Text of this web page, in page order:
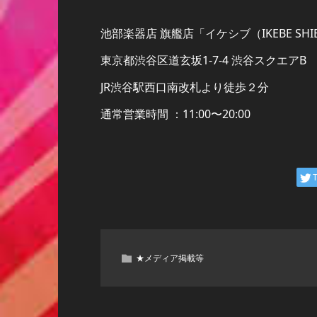
池部楽器店 旗艦店「イケシブ（IKEBE
東京都渋谷区道玄坂1-7-4 渋谷スクエアB
JR渋谷駅西口南改札より徒歩２分
通常営業時間 ：11:00〜20:00
★メディア掲載等